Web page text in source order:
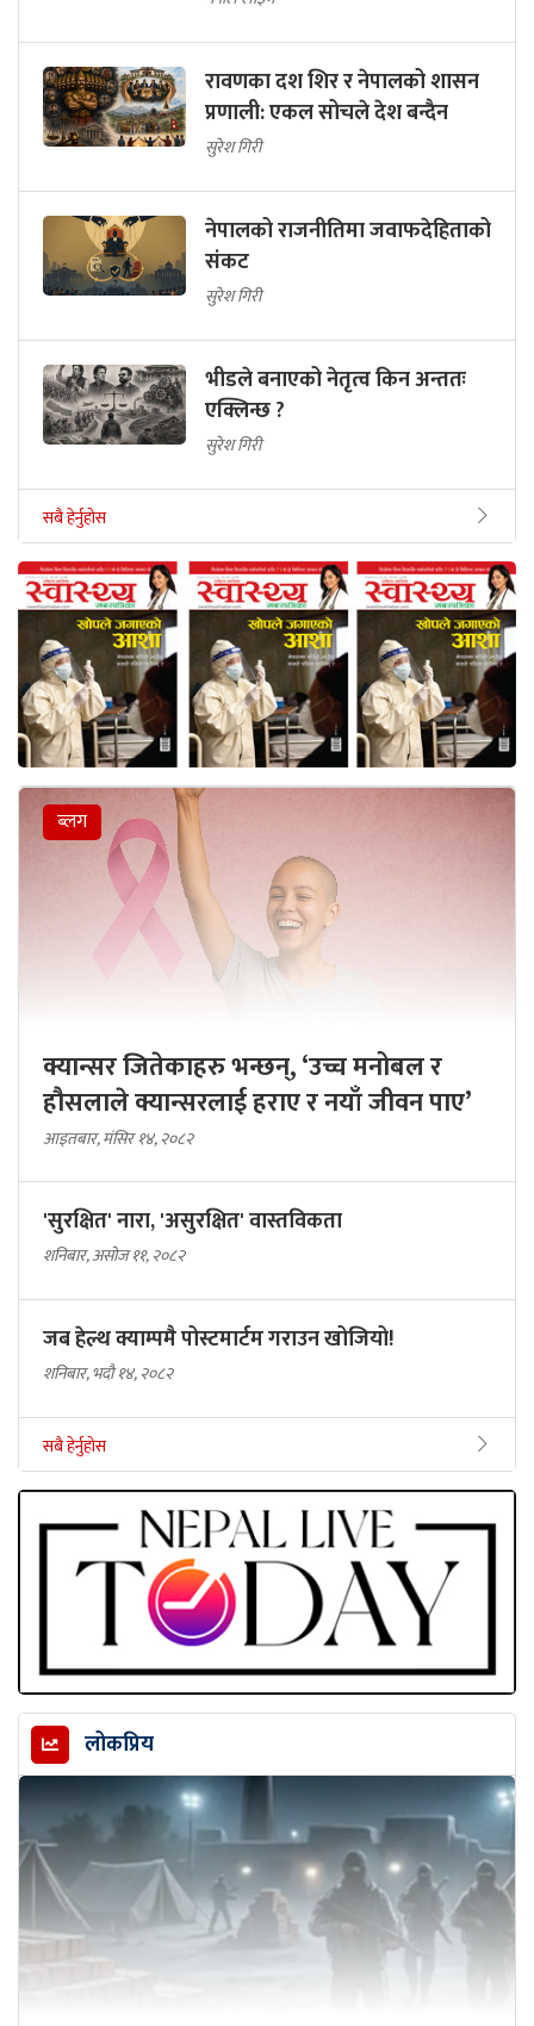
रावणका दश शिर र नेपालको शासन
प्रणाली: एकल सोचले देश बन्दैन
सुरेश गिरी
नेपालको राजनीतिमा जवाफदेहिताको
संकट
सुरेश गिरी
भीडले बनाएको नेतृत्व किन अन्ततः
एक्लिन्छ ?
सुरेश गिरी
सबै हेर्नुहोस
ब्लग
क्यान्सर जितेकाहरु भन्छन्, ‘उच्च मनोबल र
हौसलाले क्यान्सरलाई हराए र नयाँ जीवन पाए’
आइतबार, मंसिर १४, २०८२
'सुरक्षित' नारा, 'असुरक्षित' वास्तविकता
शनिबार, असोज ११, २०८२
जब हेल्थ क्याम्पमै पोस्टमार्टम गराउन खोजियो!
शनिबार, भदौ १४, २०८२
सबै हेर्नुहोस
लोकप्रिय